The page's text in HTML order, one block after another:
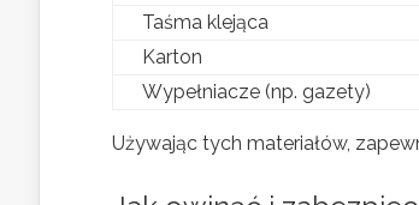
Taśma klejąca
Karton
Wypełniacze (np. gazety)
Używając tych materiałów,